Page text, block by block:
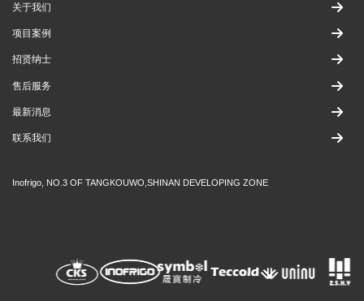
关于我们
项目案例
招贤纳士
售后服务
最新消息
联系我们
Inofrigo, NO.3 OF TANGKOUWO,SHINAN DEVELOPING ZONE